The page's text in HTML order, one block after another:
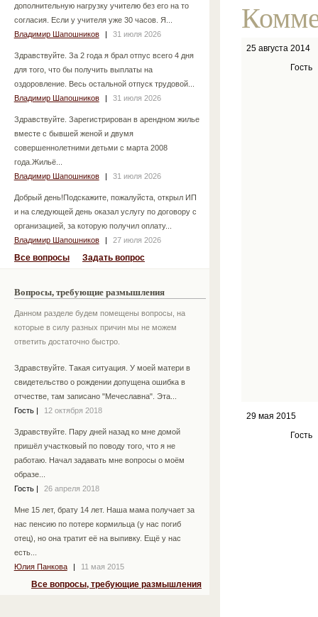
дополнительную нагрузку учителю без его на то
согласия. Если у учителя уже 30 часов. Я...
Владимир Шапошников
| 31 июля 2026
Здравствуйте. За 2 года я брал отпус всего 4 дня
для того, что бы получить выплаты на
оздоровление. Весь остальной отпуск трудовой...
Владимир Шапошников
| 31 июля 2026
Здравствуйте. Зарегистрирован в арендном жилье
вместе с бывшей женой и двумя
совершеннолетними детьми с марта 2008
года.Жильё...
Владимир Шапошников
| 31 июля 2026
Добрый день!Подскажите, пожалуйста, открыл ИП
и на следующей день оказал услугу по договору с
организацией, за которую получил оплату...
Владимир Шапошников
| 27 июля 2026
Все вопросы Задать вопрос
Вопросы, требующие размышления
Данном разделе будем помещены вопросы, на
которые в силу разных причин мы не можем
ответить достаточно быстро.
Здравствуйте. Такая ситуация. У моей матери в
свидетельство о рождении допущена ошибка в
отчестве, там записано "Мечеславна". Эта...
Гость
12 октября 2018
Здравствуйте. Пару дней назад ко мне домой
пришёл участковый по поводу того, что я не
работаю. Начал задавать мне вопросы о моём
образе...
Гость
26 апреля 2018
Мне 15 лет, брату 14 лет. Наша мама получает за
нас пенсию по потере кормильца (у нас погиб
отец), но она тратит её на выпивку. Ещё у нас
есть...
Юлия Панкова
11 мая 2015
Все вопросы, требующие размышления
25 августа 2014
Гость
29 мая 2015
Гость